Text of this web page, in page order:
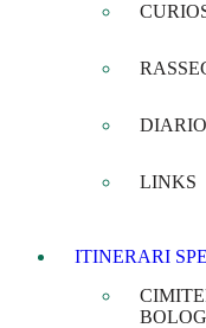
LINKS
ITINERARI